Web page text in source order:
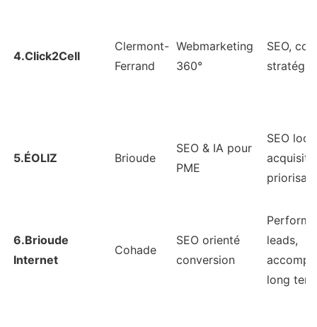
4.Click2Cell
Clermont-
Ferrand
Webmarketing
360°
SEO,
5.ÉOLIZ Brioude
SEO & IA pour
PME
SEO
6.Brioude
Internet
Cohade
SEO orienté
conversion
leads,
long